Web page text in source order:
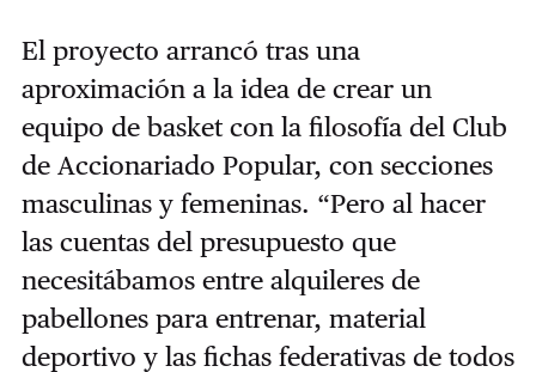
El proyecto arrancó tras una
aproximación a la idea de crear un
equipo de basket con la filosofía del Club
de Accionariado Popular, con secciones
masculinas y femeninas. “Pero al hacer
las cuentas del presupuesto que
necesitábamos entre alquileres de
pabellones para entrenar, material
deportivo y las fichas federativas de todos